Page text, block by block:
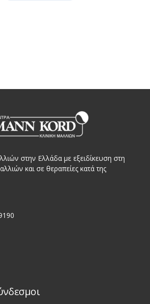
στην Ελλάδα με εξειδίκευση στη
και σε θεραπείες κατά της